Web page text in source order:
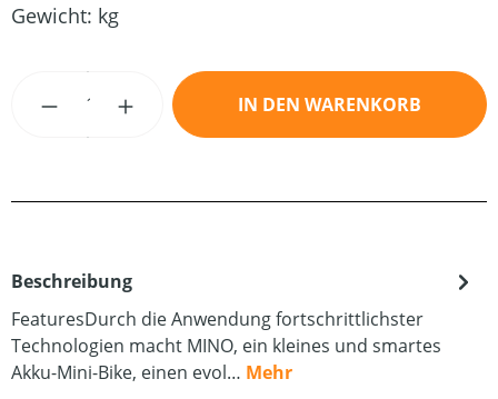
Gewicht: kg
Produkt Anzahl: Gib den gewünschten
IN DEN WARENKORB
Beschreibung
FeaturesDurch die Anwendung fortschrittlichster
Technologien macht MINO, ein kleines und smartes
Akku-Mini-Bike, einen evol… Mehr